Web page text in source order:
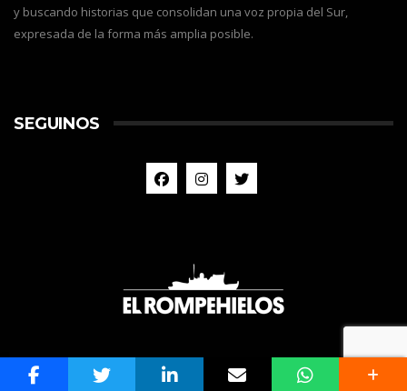
y buscando historias que consolidan una voz propia del Sur,
expresada de la forma más amplia posible.
SEGUINOS